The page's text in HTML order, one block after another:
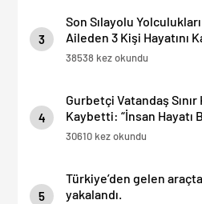
3
Son Sılayolu
Aileden 3 Kişi Hayatını
38538 kez okundu
4
Gurbetçi Vatandaş Sınır
Kaybetti: “İnsan Hayatı
30610 kez okundu
5
Türkiye’den gelen
yakalandı.